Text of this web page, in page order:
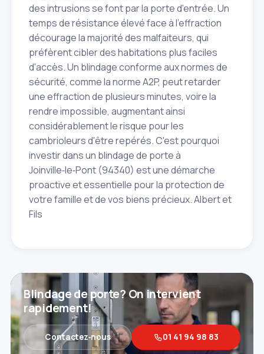
des intrusions se font par la porte d'entrée. Un
temps de résistance élevé face à l'effraction
décourage la majorité des malfaiteurs, qui
préfèrent cibler des habitations plus faciles
d'accès. Un blindage conforme aux normes de
sécurité, comme la norme A2P, peut retarder
une effraction de plusieurs minutes, voire la
rendre impossible, augmentant ainsi
considérablement le risque pour les
cambrioleurs d'être repérés. C'est pourquoi
investir dans un blindage de porte à
Joinville‑le‑Pont (94340) est une démarche
proactive et essentielle pour la protection de
votre famille et de vos biens précieux. Albert et
Fils
Blindage de porte? On intervient
rapidement!
Contactez‑nous 01 41 94 98 83